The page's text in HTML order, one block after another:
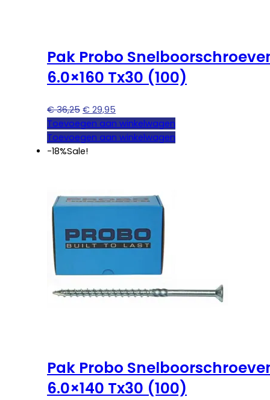
Pak Probo
6.0×160 Tx30 (100)
€36,25 Oorspronkelijke
prijs
was:
€ 36,25.
€ 29,95
prijs
is:
Toevoegen aan winkelwagen
Toevoegen aan winkelwagen
-18%Sale!
Pak Probo
6.0×140 Tx30 (100)